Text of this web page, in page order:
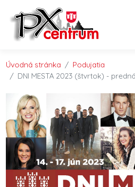
Preskočiť na obsah
Preskočiť na hlavné menu
Úvodná stránka
Podujatia
DNI MESTA 2023 (štvrtok) -